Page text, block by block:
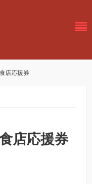
店応援券
店応援券